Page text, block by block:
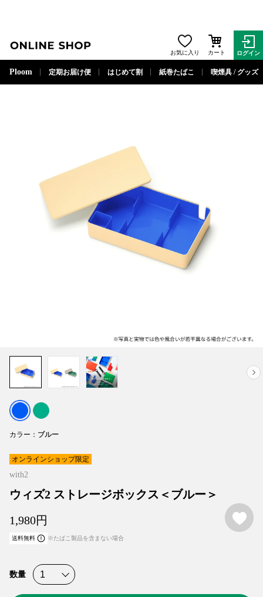
お気に入り カート ログイン
Ploom 定期お届け便 はじめて割 紙巻たばこ 喫煙具 / グッズ
カラー
オンラインショップ限定
with2
ウィズ2 ストレージボックス＜ブルー＞
1,980円
送料無料 ※たばこ製品を含まない場合
数量